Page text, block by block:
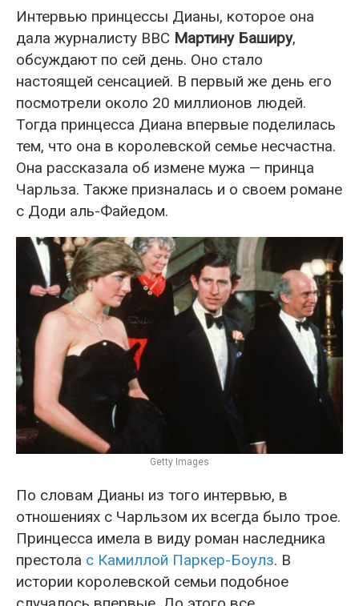
Интервью принцессы Дианы, которое она
дала журналисту ВВС Мартину Баширу,
обсуждают по сей день. Оно стало
настоящей сенсацией. В первый же день его
посмотрели около 20 миллионов людей.
Тогда принцесса Диана впервые поделилась
тем, что она в королевской семье несчастна.
Она рассказала об измене мужа — принца
Чарльза. Также призналась и о своем романе
с Доди аль-Файедом.
Getty Images
По словам Дианы из того интервью, в
отношениях с Чарльзом их всегда было трое.
Принцесса имела в виду роман наследника
престола с Камиллой Паркер-Боулз. В
истории королевской семьи подобное